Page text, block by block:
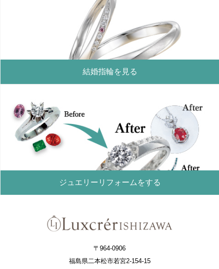
結婚指輪を見る
ジュエリーリフォームをする
〒964-0906
福島県二本松市若宮2-154-15